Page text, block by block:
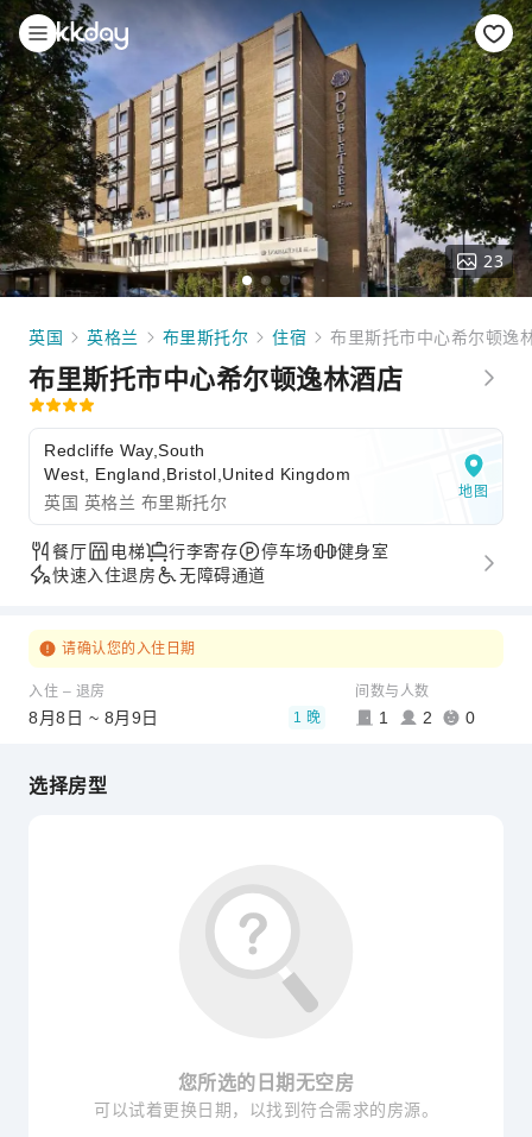
23
英国 英格兰 布里斯托尔 住宿 布里斯托市中心希尔顿逸
布里斯托市中心希尔顿逸林酒店
Redcliffe Way,South
West, England,Bristol,United Kingdom
英国 英格兰 布里斯托尔
地图
餐厅 电梯 行李寄存 停车场
健身室
快速入住退房
无障碍通道
请确认您的入住日期
入住 – 退房
8月8日 ~ 8月9日 1 晚
间数与人数
1 2 0
选择房型
您所选的日期无空房
可以试着更换日期，以找到符合需求的房源。